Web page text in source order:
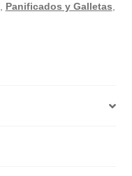
, Panificados y Galletas,